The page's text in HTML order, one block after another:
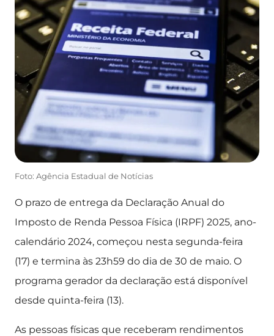
Foto: Agência Estadual de Notícias
O prazo de entrega da Declaração Anual do
Imposto de Renda Pessoa Física (IRPF) 2025, ano-
calendário 2024, começou nesta segunda-feira
(17) e termina às 23h59 do dia de 30 de maio. O
programa gerador da declaração está disponível
desde quinta-feira (13).
As pessoas físicas que receberam rendimentos